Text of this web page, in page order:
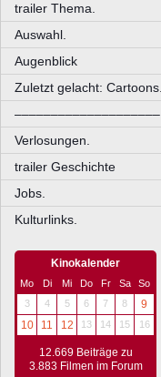
trailer Thema.
Auswahl.
Augenblick
Zuletzt gelacht: Cartoons.
––––––––––––––––––––
Verlosungen.
trailer Geschichte
Jobs.
Kulturlinks.
Kinokalender
Mo Di Mi Do Fr Sa
So
3
4 5 6 7 8
9
10
11 12 13 14 15 16
12.669 Beiträge zu
3.883 Filmen im Forum